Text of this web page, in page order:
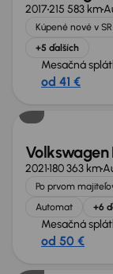
2017215 583 km
Kúpené nové v SR
+5 ďalších
Mesačná
od 41 €
Zlacnené o 1
Volkswagen
2021180 363 km
Po prvom
Automat
+6
Mesačná
od 50 €